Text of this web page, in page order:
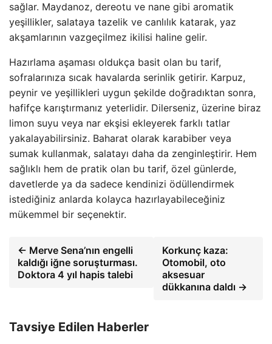
sağlar. Maydanoz, dereotu ve nane gibi aromatik
yeşillikler, salataya tazelik ve canlılık katarak, yaz
akşamlarının vazgeçilmez ikilisi haline gelir.
Hazırlama aşaması oldukça basit olan bu tarif,
sofralarınıza sıcak havalarda serinlik getirir. Karpuz,
peynir ve yeşillikleri uygun şekilde doğradıktan sonra,
hafifçe karıştırmanız yeterlidir. Dilerseniz, üzerine biraz
limon suyu veya nar ekşisi ekleyerek farklı tatlar
yakalayabilirsiniz. Baharat olarak karabiber veya
sumak kullanmak, salatayı daha da zenginleştirir. Hem
sağlıklı hem de pratik olan bu tarif, özel günlerde,
davetlerde ya da sadece kendinizi ödüllendirmek
istediğiniz anlarda kolayca hazırlayabileceğiniz
mükemmel bir seçenektir.
← Merve Sena’nın engelli
kaldığı iğne soruşturması.
Doktora 4 yıl hapis talebi
Korkunç kaza:
Otomobil, oto
aksesuar
dükkanına daldı →
Tavsiye Edilen Haberler